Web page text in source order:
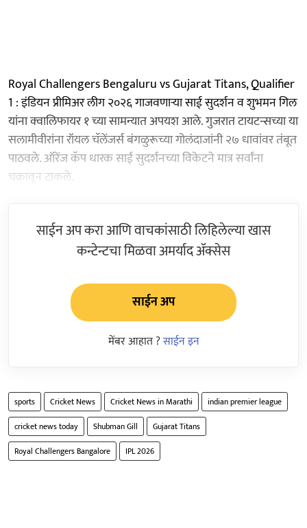
Royal Challengers Bengaluru vs Gujarat Titans, Qualifier
1 : इंडियन प्रीमिअर लीग २०२६ गाजवणाऱ्या साई सुदर्शन व शुभमन गिल
यांना क्वालिफायर १ च्या सामन्यात अपयश आले. गुजरात टायटन्सच्या या
सलामीवीरांना रॉयल चॅलेंजर्स बंगळुरूच्या गोलंदाजांनी २७ धावांवर तंबूत
पाठवले. ऑरेंज कॅप धारक साई सुदर्शनच्या विकेटने मात्र सर्वांना
चक्रावून टाकले.
साईन अप करा आणि वाचकांसाठी लिहिलेल्या खास
कन्टेन्टचा मिळवा अमर्याद ॲक्सेस
साईन अप
मेंबर आहात ?साईन इन
sports Cricket News Cricket News in Marathi
indian premier league
cricket news today
Shubman Gill
Gujarat Titans
Royal Challengers Bangalore
IPL 2026